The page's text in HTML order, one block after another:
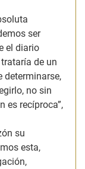
ser
el diario
de un
determinarse,
no sin
es recíproca”,
su
esta,